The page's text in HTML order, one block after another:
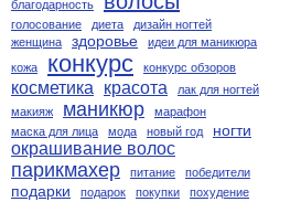
благодарность
голосование диета
дизайн ногтей
женщина
здоровье
идеи для маникюра
кожа
конкурс конкурс обзоров
косметика красота
лак для ногтей
макияж
маникюр
марафон
маска для лица
мода новый год ногти
окрашивание волос
парикмахер питание победители
подарки подарок покупки
похудение